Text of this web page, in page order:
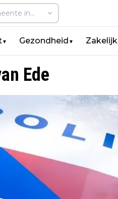
▼ Gezondheid ▼ Zakelijk
Ede